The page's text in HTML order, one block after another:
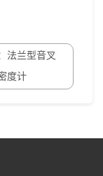
法兰型音叉
度计